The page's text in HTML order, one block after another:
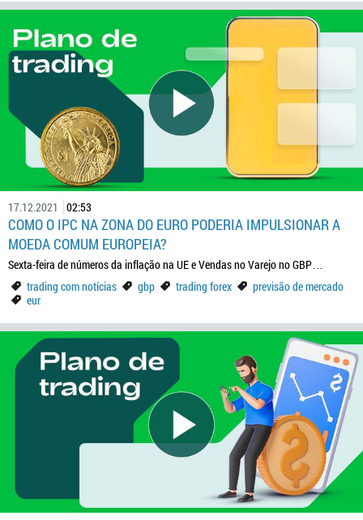
17.12.2021 02:53
COMO O IPC NA ZONA DO EURO PODERIA IMPULSIONAR A
MOEDA COMUM EUROPEIA?
Sexta-feira de números da inflação na UE e Vendas no Varejo no GBP…
trading com notícias
gbp trading forex
previsão de mercado
eur